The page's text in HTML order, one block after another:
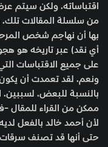
اقتباساته. ولكن سيتم
من سلسلة المقالات
بها أن نهاجم شخص
أي نقد) عبر تاريخه هو
على جميع الاقتباسات
ونعم. لقد تعمدت أن يكون
بالنسبة للبعض. لسببين.
ممكن من القراء للمقال -
لأن أحمد خالد بالفعل
حتى أنها قد تصنف